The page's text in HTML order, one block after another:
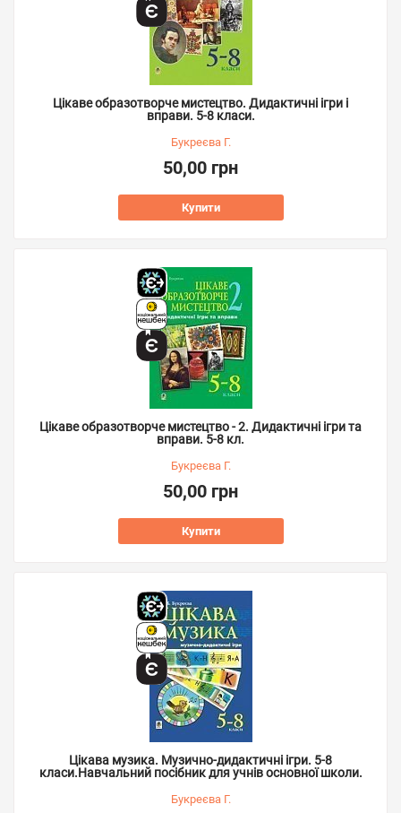
Цікаве образотворче мистецтво. Дидактичні ігри і
вправи. 5-8 класи.
Букреєва Г.
50,00 грн
Купити
Цікаве образотворче мистецтво - 2. Дидактичні ігри та
вправи. 5-8 кл.
Букреєва Г.
50,00 грн
Купити
Цікава музика. Музично-дидактичні ігри. 5-8
класи.Навчальний посібник для учнів основної школи.
Букреєва Г.